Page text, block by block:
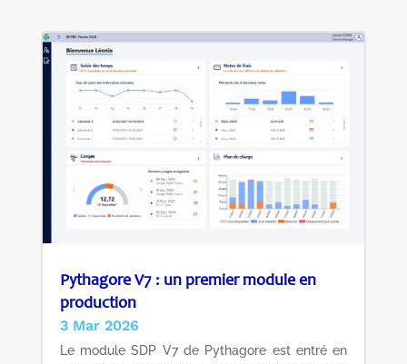
Pythagore V7 : un premier module en
production
3 Mar 2026
Le module SDP V7 de Pythagore est entré en